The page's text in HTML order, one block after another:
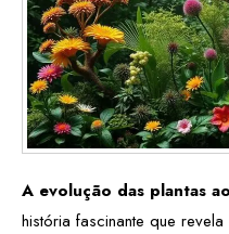
A evolução das plantas
história fascinante que